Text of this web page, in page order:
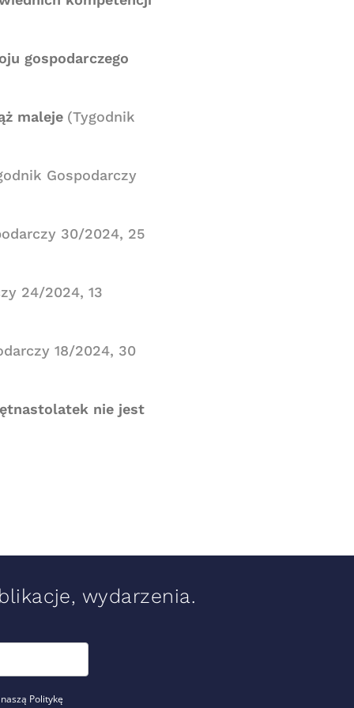
gospodarczego
maleje (Tygodnik
Gospodarczy
30/2024, 25
24/2024, 13
18/2024, 30
nie jest
wydarzenia.
Politykę